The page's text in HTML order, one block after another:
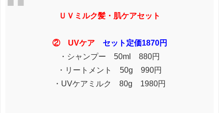
ＵＶミルク髪・肌ケアセット
② UVケア セット定価1870円
・シャンプー 50ml 880円
・リートメント 50g 990円
・UVケアミルク 80g 1980円